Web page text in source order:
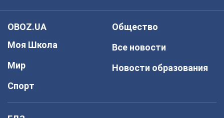
OBOZ.UA
Моя Школа
Мир
Спорт
Общество
Все новости
Новости образования